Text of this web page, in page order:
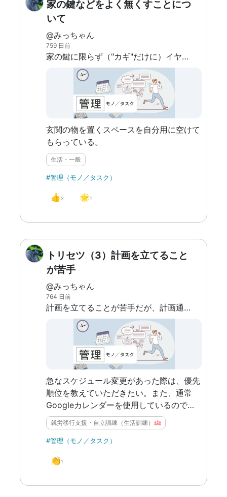
家の鍵などをよく無くすことにつ
いて
@みっちゃん
759 日前
家の鍵に限らず（"カギ"だけに）イヤホンだったり財布を家に帰ってから置くときに適当な場所に置いてしまう。
玄関の物を置くスペースを自分用に空けて
もらっている。
生活・一般
#管理（モノ／タスク）
👍 2 🌟1
トリセツ（3）計画を立てること
が苦手
@みっちゃん
764 日前
計画を立てることが苦手だが、計画通りに行動することはできる。
急なスケジュール変更があった際は、優先
順位を教えていただきたい。また、通常
Googleカレンダーを使用しているので、
業務上でも活用させていただけると安心。
就労移行支援・自立訓練（生活訓練）
#管理（モノ／タスク）
👏1